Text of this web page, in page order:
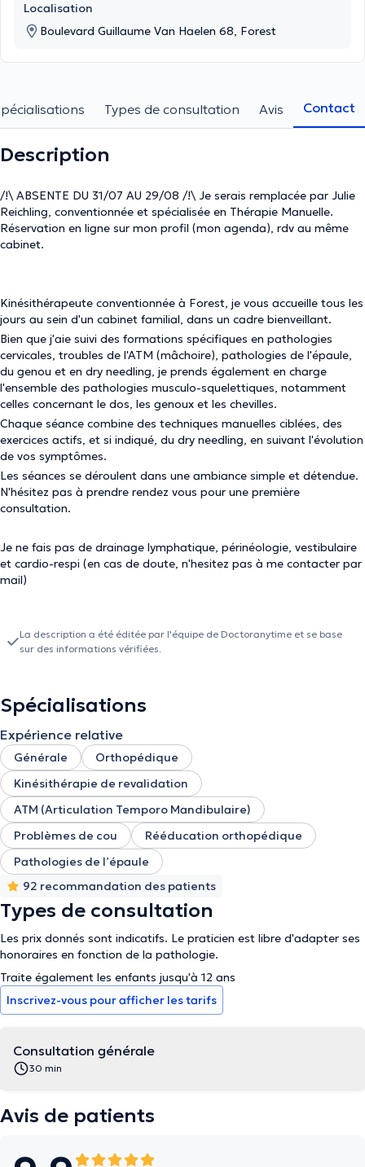
Localisation
Boulevard Guillaume Van Haelen 68, Forest
Types de consultation Avis Contact
Description
/!\ ABSENTE DU 31/07 AU 29/08 /!\ Je serais remplacée par Julie
Reichling, conventionnée et spécialisée en Thérapie Manuelle.
Réservation en ligne sur mon profil (mon agenda), rdv au même
cabinet.
Kinésithérapeute conventionnée à Forest, je vous accueille tous les
jours au sein d'un cabinet familial, dans un cadre bienveillant.
Bien que j'aie suivi des formations spécifiques en pathologies
cervicales, troubles de l'ATM (mâchoire), pathologies de l'épaule,
du genou et en dry needling, je prends également en charge
l'ensemble des pathologies musculo-squelettiques, notamment
celles concernant le dos, les genoux et les chevilles.
Chaque séance combine des techniques manuelles ciblées, des
exercices actifs, et si indiqué, du dry needling, en suivant l'évolution
de vos symptômes.
Les séances se déroulent dans une ambiance simple et détendue.
N'hésitez pas à prendre rendez vous pour une première
consultation.
Je ne fais pas de drainage lymphatique, périnéologie, vestibulaire
et cardio-respi (en cas de doute, n'hesitez pas à me contacter par
mail)
La description a été éditée par l'équipe de Doctoranytime et se base
sur des informations vérifiées.
Spécialisations
Expérience relative
Générale
Orthopédique
Kinésithérapie de revalidation
ATM (Articulation Temporo Mandibulaire)
Problèmes de cou
Rééducation orthopédique
Pathologies de l’épaule
92 recommandation des patients
Types de consultation
Les prix donnés sont indicatifs. Le praticien est libre d'adapter ses
honoraires en fonction de la pathologie.
Traite également les enfants jusqu'à 12 ans
Inscrivez-vous pour afficher les tarifs
Consultation générale
30 min
Avis de patients